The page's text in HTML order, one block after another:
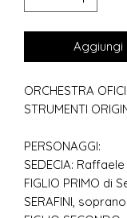
Aggiungi
ORCHESTRA
STRUMENTI
PERSONAGGI:
SEDECIA:
FIGLIO PRIMO di
SERAFINI, soprano